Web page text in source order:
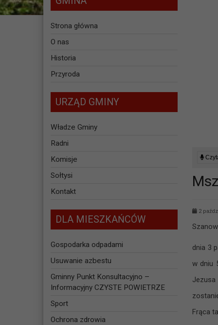
Strona główna
O nas
Historia
Przyroda
URZĄD GMINY
Władze Gminy
Radni
Komisje
Sołtysi
Kontakt
DLA MIESZKAŃCÓW
Gospodarka odpadami
Usuwanie azbestu
Gminny Punkt Konsultacyjno –
Informacyjny CZYSTE POWIETRZE
Sport
Ochrona zdrowia
2
dnia 3
w dniu
Frąca